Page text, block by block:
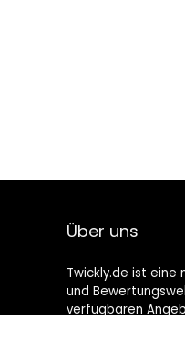
Über uns
Twickly.de ist eine
und
verfügbaren